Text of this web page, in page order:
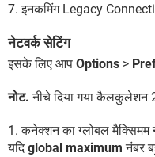
7. इनकमिंग Legacy
नेटवर्क सेटिंग
इसके लिए आप Options >
नोट. नीचे दिया गया कैलकुलेशन
1. कनेक्शन का ग्लोबल मैक्सिमम
यदिglobal maximum नंबर